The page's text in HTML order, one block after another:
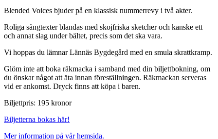
Blended Voices bjuder på en klassisk nummerrevy i två akter.
Roliga sångtexter blandas med skojfriska sketcher och kanske ett
och annat slag under bältet, precis som det ska vara.
Vi hoppas du lämnar Lännäs Bygdegård med en smula skrattkramp.
Glöm inte att boka räkmacka i samband med din biljettbokning, om
du önskar något att äta innan föreställningen. Räkmackan serveras
vid er ankomst. Dryck finns att köpa i baren.
Biljettpris: 195 kronor
Biljetterna bokas här!
Mer information på vår hemsida.